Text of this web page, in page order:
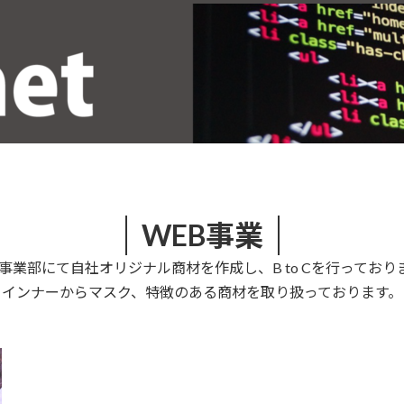
WEB事業
業部にて自社オリジナル商材を作成し、B to Cを行っており
インナーからマスク、特徴のある商材を取り扱っております。